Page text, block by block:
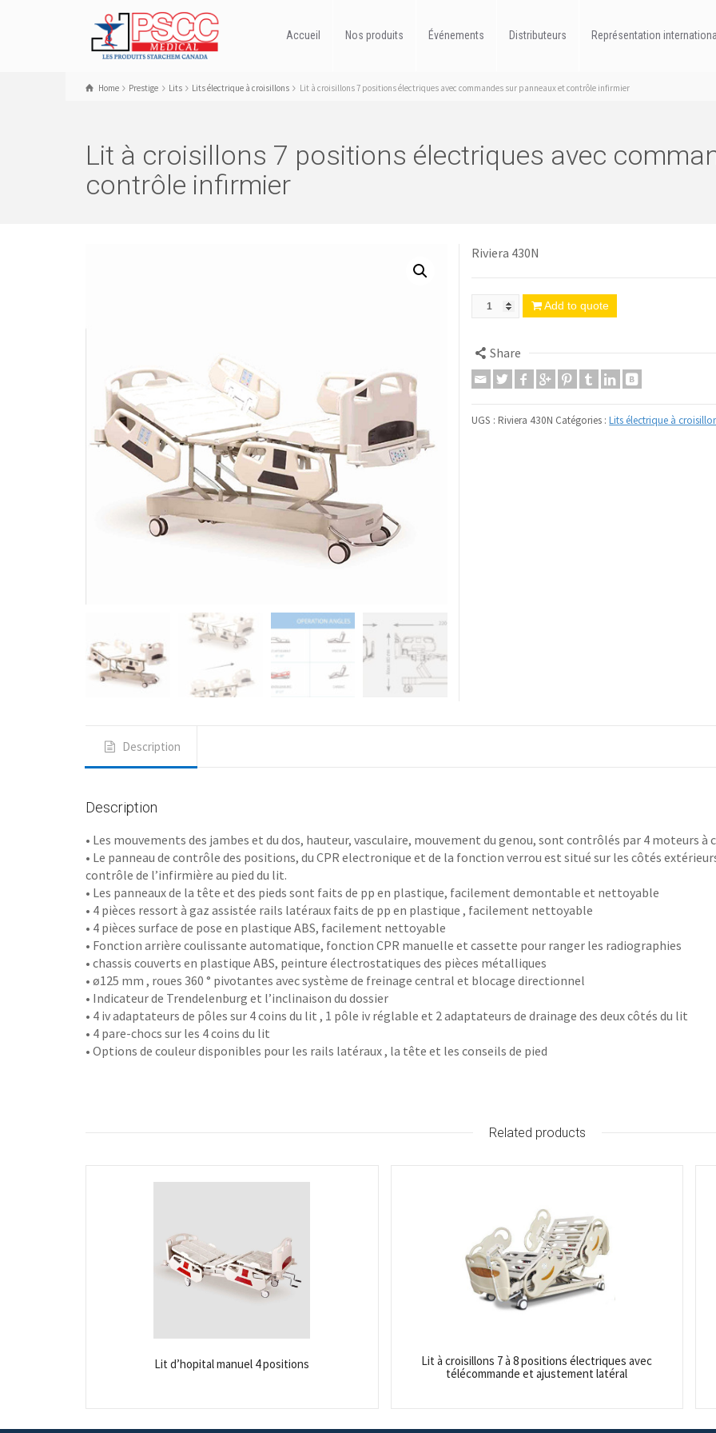
Accueil Nos produits Événements Distributeurs Représentation
Home Prestige Lits Lits électrique à croisillons Lit à croisillons 7 positions électriques avec commandes sur panneaux et contrôle infirmier
Lit à croisillons 7 positions électriques avec
contrôle infirmier
Riviera 430N
Add to quote
Share
UGS :Riviera 430N Catégories :Lits électrique à
Description
Description
• Les mouvements des jambes et du dos, hauteur, vasculaire, mouvement du genou, sont contrôlés par 4 moteurs à
• Le panneau de contrôle des positions, du CPR electronique et de la fonction verrou est situé sur les côtés
contrôle de l’infirmière au pied du lit.
• Les panneaux de la tête et des pieds sont faits de pp en plastique, facilement demontable et nettoyable
• 4 pièces ressort à gaz assistée rails latéraux faits de pp en plastique , facilement nettoyable
• 4 pièces surface de pose en plastique ABS, facilement nettoyable
• Fonction arrière coulissante automatique, fonction CPR manuelle et cassette pour ranger les radiographies
• chassis couverts en plastique ABS, peinture électrostatiques des pièces métalliques
• ø125 mm , roues 360 ° pivotantes avec système de freinage central et blocage directionnel
• Indicateur de Trendelenburg et l’inclinaison du dossier
• 4 iv adaptateurs de pôles sur 4 coins du lit , 1 pôle iv réglable et 2 adaptateurs de drainage des deux côtés du lit
• 4 pare-chocs sur les 4 coins du lit
• Options de couleur disponibles pour les rails latéraux , la tête et les conseils de pied
Related products
Lit d’hopital manuel 4 positions
Lit à croisillons 7 à 8 positions électriques avec
télécommande et ajustement latéral